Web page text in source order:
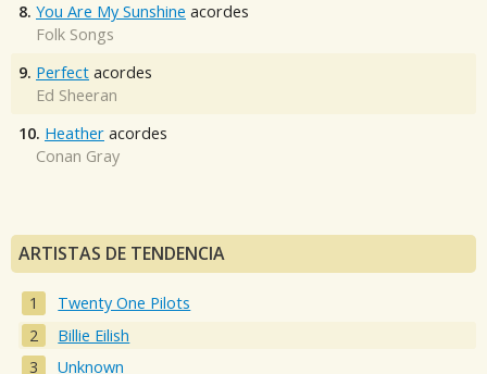
8. You Are My Sunshine acordes
Folk Songs
9. Perfect acordes
Ed Sheeran
10. Heather acordes
Conan Gray
ARTISTAS DE TENDENCIA
Twenty One Pilots
Billie Eilish
Unknown